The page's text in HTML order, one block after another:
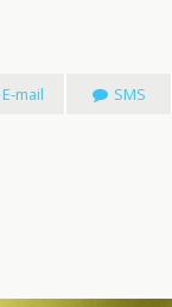
E-mail SMS